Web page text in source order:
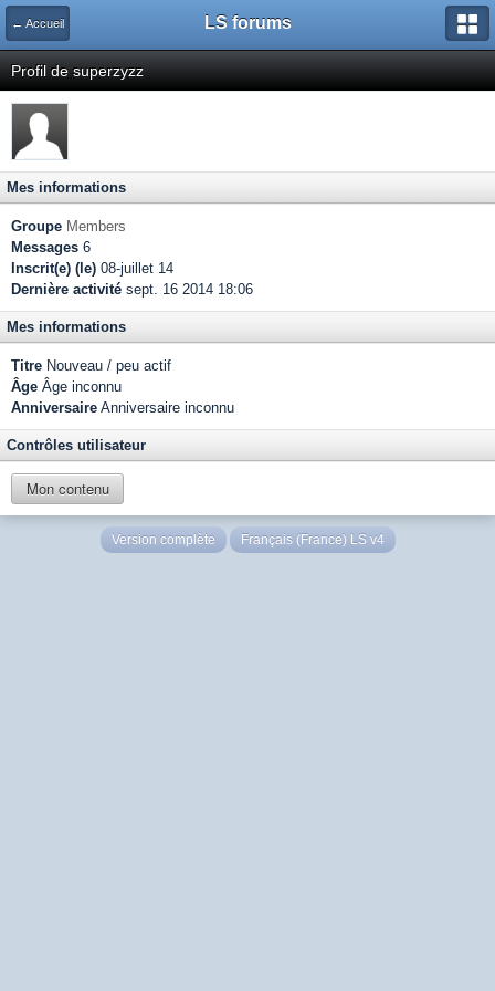
← Accueil LS forums
Profil de superzyzz
Mes informations
Groupe Members
Messages 6
Inscrit(e) (le) 08-juillet 14
Dernière activité sept. 16 2014 18:06
Mes informations
Titre Nouveau / peu actif
Âge Âge inconnu
Anniversaire Anniversaire inconnu
Contrôles utilisateur
Mon contenu
Version complète Français (France) LS v4